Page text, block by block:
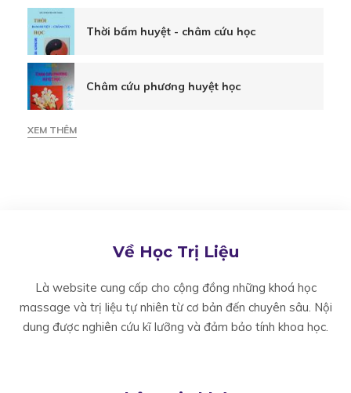
Thời bấm huyệt - châm cứu học
Châm cứu phương huyệt học
XEM THÊM
Về Học Trị Liệu
Là website cung cấp cho cộng đồng những khoá học
massage và trị liệu tự nhiên từ cơ bản đến chuyên sâu. Nội
dung được nghiên cứu kĩ lưỡng và đảm bảo tính khoa học.